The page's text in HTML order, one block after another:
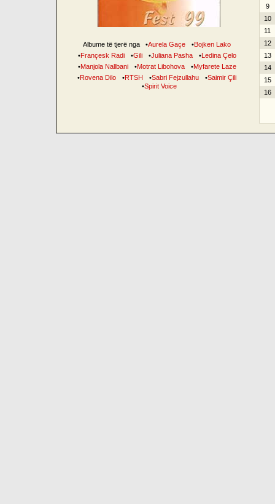
Albume të tjerë nga •Aurela Gaçe •Bojken Lako
•Françesk Radi •Gili •Juliana Pasha •Ledina Çelo
•Manjola Nallbani •Motrat Libohova •Myfarete Laze
•Rovena Dilo •RTSH •Sabri Fejzullahu •Saimir Çili
•Spirit Voice
9
10
11
12
13
14
15
16